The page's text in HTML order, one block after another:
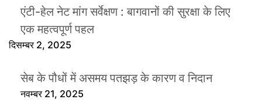
एंटी-हेल नेट मांग सर्वेक्षण : बागवानों की सुरक्षा के लिए
एक महत्वपूर्ण पहल
दिसम्बर 2, 2025
सेब के पौधों में असमय पतझड़ के कारण व निदान
नवम्बर 21, 2025